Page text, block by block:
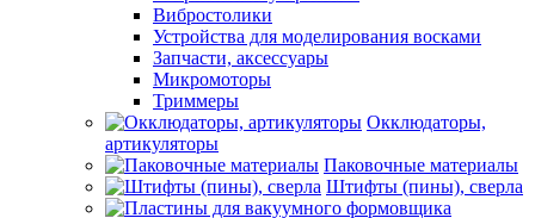
Вибростолики
Устройства для моделирования восками
Запчасти, аксессуары
Микромоторы
Триммеры
Окклюдаторы,
артикуляторы
Паковочные материалы
Штифты (пины), сверла